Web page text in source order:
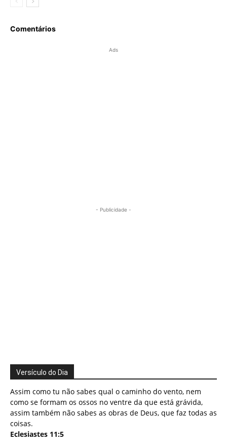
Comentários
Ads
- Publicidade -
Versículo do Dia
Assim como tu não sabes qual o caminho do vento, nem
como se formam os ossos no ventre da que está grávida,
assim também não sabes as obras de Deus, que faz todas as
coisas.
Eclesiastes 11:5